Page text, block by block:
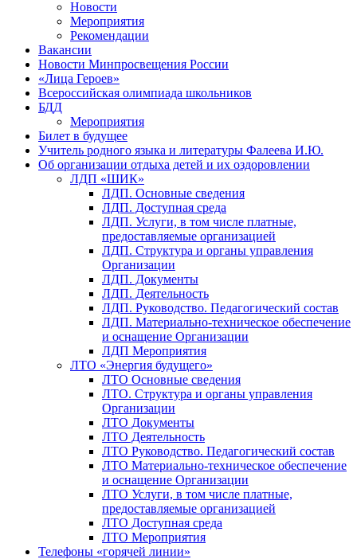
Новости
Мероприятия
Рекомендации
Вакансии
Новости Минпросвещения России
«Лица Героев»
Всероссийская олимпиада школьников
БДД
Мероприятия
Билет в будущее
Учитель родного языка и литературы Фалеева И.Ю.
Об организации отдыха детей и их оздоровлении
ЛДП «ШИК»
ЛДП. Основные сведения
ЛДП. Доступная среда
ЛДП. Услуги, в том числе платные,
предоставляемые организацией
ЛДП. Структура и органы управления
Организации
ЛДП. Документы
ЛДП. Деятельность
ЛДП. Руководство. Педагогический состав
ЛДП. Материально-техническое обеспечение
и оснащение Организации
ЛДП Мероприятия
ЛТО «Энергия будущего»
ЛТО Основные сведения
ЛТО. Структура и органы управления
Организации
ЛТО Документы
ЛТО Деятельность
ЛТО Руководство. Педагогический состав
ЛТО Материально-техническое обеспечение
и оснащение Организации
ЛТО Услуги, в том числе платные,
предоставляемые организацией
ЛТО Доступная среда
ЛТО Мероприятия
Телефоны «горячей линии»